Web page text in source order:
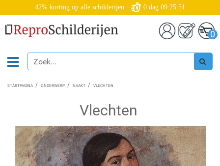
42% korting op alle schilderijen 0 dag 09:25:51
0
STARTPAGINA ONDERWERP NAAKT VLECHTEN
Vlechten